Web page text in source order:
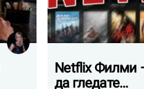
Netflix Филми
да гледате…